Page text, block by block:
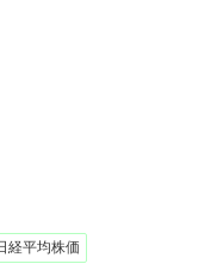
経平均株価